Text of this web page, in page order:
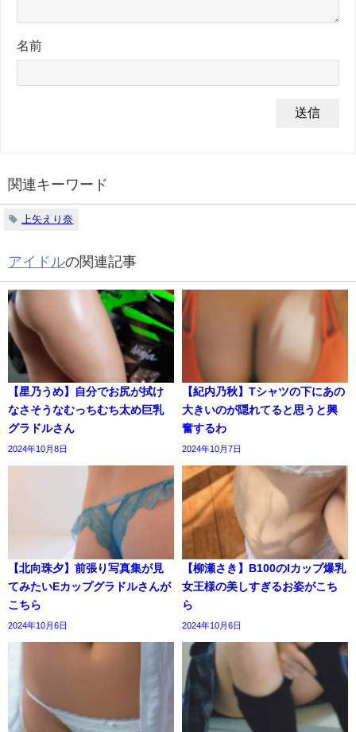
名前
関連キーワード
上矢えり奈
アイドルの関連記事
【星乃うめ】自分でお尻が拭け
なさそうなむっちむち太め巨乳
グラドルさん
2024年10月8日
【紀内乃秋】Tシャツの下にあの
大きいのが隠れてると思うと興
奮するわ
2024年10月7日
【北向珠夕】前張り写真集が見
てみたいEカップグラドルさんが
こちら
2024年10月6日
【柳瀬さき】B100のIカップ爆乳
女王様の美しすぎるお姿がこち
ら
2024年10月6日